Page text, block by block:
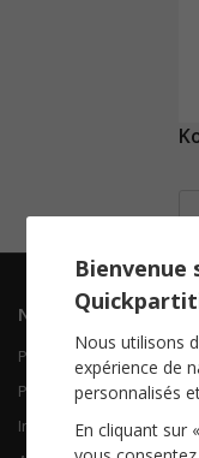
Navigation
Piano Chant
Piano Solo
Instruments solistes
Bienvenue
Nous utilisons
expérience de
personnalisés
En cliquant sur